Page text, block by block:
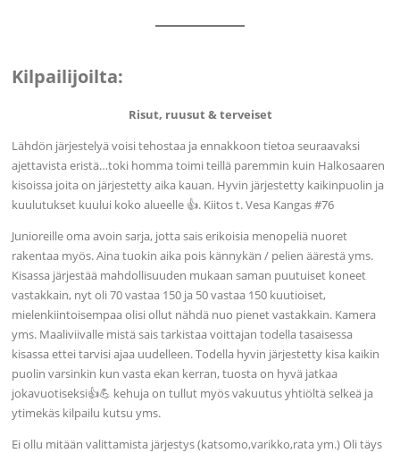
Kilpailijoilta:
Risut, ruusut & terveiset
Lähdön järjestelyä voisi tehostaa ja ennakkoon tietoa seuraavaksi
ajettavista eristä…toki homma toimi teillä paremmin kuin Halkosaaren
kisoissa joita on järjestetty aika kauan. Hyvin järjestetty kaikinpuolin ja
kuulutukset kuului koko alueelle 👍. Kiitos t. Vesa Kangas #76
Junioreille oma avoin sarja, jotta sais erikoisia menopeliä nuoret
rakentaa myös. Aina tuokin aika pois kännykän / pelien äärestä yms.
Kisassa järjestää mahdollisuuden mukaan saman puutuiset koneet
vastakkain, nyt oli 70 vastaa 150 ja 50 vastaa 150 kuutioiset,
mielenkiintoisempaa olisi ollut nähdä nuo pienet vastakkain. Kamera
yms. Maaliviivalle mistä sais tarkistaa voittajan todella tasaisessa
kisassa ettei tarvisi ajaa uudelleen. Todella hyvin järjestetty kisa kaikin
puolin varsinkin kun vasta ekan kerran, tuosta on hyvä jatkaa
jokavuotiseksi👍💪 kehuja on tullut myös vakuutus yhtiöltä selkeä ja
ytimekäs kilpailu kutsu yms.
Ei ollu mitään valittamista järjestys (katsomo,varikko,rata ym.) Oli täys